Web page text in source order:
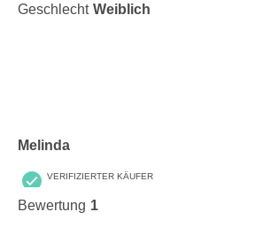
Geschlecht Weiblich
Melinda
VERIFIZIERTER KÄUFER
Bewertung 1